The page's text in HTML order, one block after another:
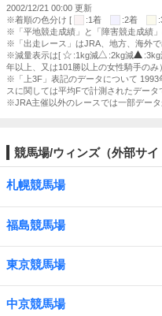
2002/12/21 00:00 更新
※着順の色分け [
:1着 :2着
※「平地競走成績」と「障害競走成績
※「出走レース」はJRA、地方、海外で
※減量表示は[
:1kg減 :2kg減 :3kg
年以上、又は101勝以上の女性騎手のみ
※「上3F」表記のデータについて 1993
スに関しては平均Fで計測されたデータ
※JRA主催以外のレースでは一部データ
競馬場/ウィンズ（外部サイ
札幌競馬場
福島競馬場
東京競馬場
中京競馬場